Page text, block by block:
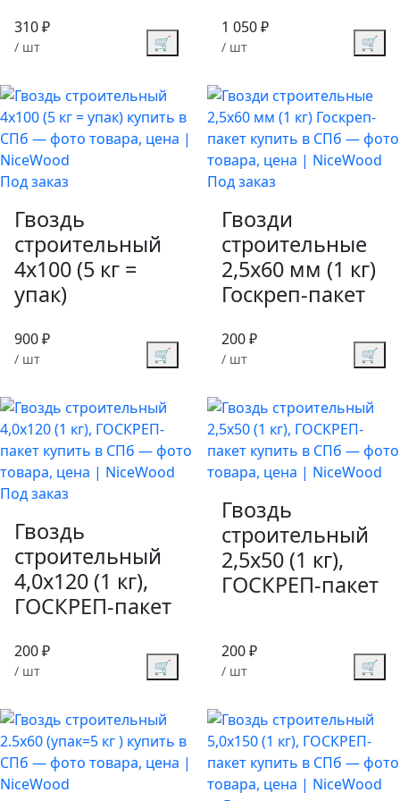
310 ₽
/ шт 🛒
1 050 ₽
/ шт 🛒
Под заказ
Гвоздь
строительный
4х100 (5 кг =
упак)
900 ₽
/ шт 🛒
Под заказ
Гвозди
строительные
2,5х60 мм (1 кг)
Госкреп-пакет
200 ₽
/ шт 🛒
Под заказ
Гвоздь
строительный
4,0х120 (1 кг),
ГОСКРЕП-пакет
200 ₽
/ шт 🛒
Гвоздь
строительный
2,5х50 (1 кг),
ГОСКРЕП-пакет
200 ₽
/ шт 🛒